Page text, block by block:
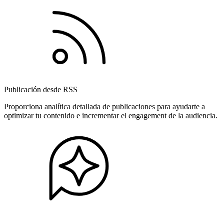
Publicación desde RSS
Proporciona analítica detallada de publicaciones para ayudarte a
optimizar tu contenido e incrementar el engagement de la audiencia.